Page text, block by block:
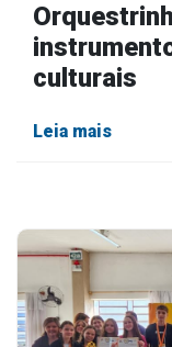
culturais
Leia mais